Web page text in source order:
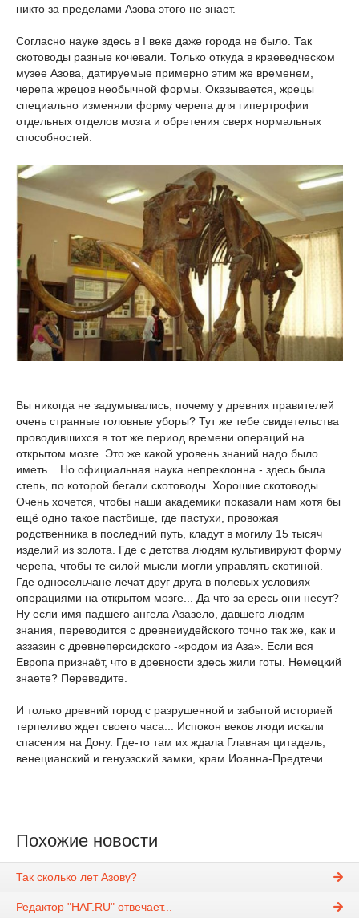
никто за пределами Азова этого не знает.
Согласно науке здесь в I веке даже города не было. Так
скотоводы разные кочевали. Только откуда в краеведческом
музее Азова, датируемые примерно этим же временем,
черепа жрецов необычной формы. Оказывается, жрецы
специально изменяли форму черепа для гипертрофии
отдельных отделов мозга и обретения сверх нормальных
способностей.
Вы никогда не задумывались, почему у древних правителей
очень странные головные уборы? Тут же тебе свидетельства
проводившихся в тот же период времени операций на
открытом мозге. Это же какой уровень знаний надо было
иметь... Но официальная наука непреклонна - здесь была
степь, по которой бегали скотоводы. Хорошие скотоводы...
Очень хочется, чтобы наши академики показали нам хотя бы
ещё одно такое пастбище, где пастухи, провожая
родственника в последний путь, кладут в могилу 15 тысяч
изделий из золота. Где с детства людям культивируют форму
черепа, чтобы те силой мысли могли управлять скотиной.
Где односельчане лечат друг друга в полевых условиях
операциями на открытом мозге... Да что за ересь они несут?
Ну если имя падшего ангела Азазело, давшего людям
знания, переводится с древнеиудейского точно так же, как и
аззазин с древнеперсидского -«родом из Аза». Если вся
Европа признаёт, что в древности здесь жили готы. Немецкий
знаете? Переведите.
И только древний город с разрушенной и забытой историей
терпеливо ждет своего часа... Испокон веков люди искали
спасения на Дону. Где-то там их ждала Главная цитадель,
венецианский и генуэзский замки, храм Иоанна-Предтечи...
Похожие новости
Так сколько лет Азову?
Редактор "НАГ.RU" отвечает...